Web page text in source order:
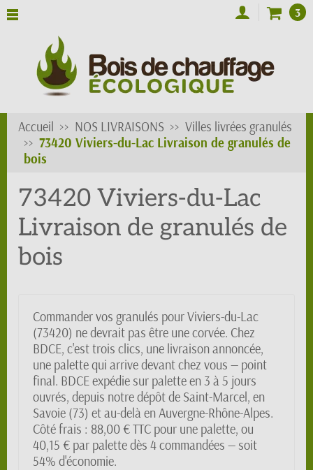
3
Accueil NOS LIVRAISONS
Villes livrées granulés
73420 Viviers-du-Lac Livraison de granulés de
bois
73420 Viviers-du-Lac
Livraison de granulés de
bois
Commander vos granulés pour Viviers-du-Lac
(73420) ne devrait pas être une corvée. Chez
BDCE, c'est trois clics, une livraison annoncée,
une palette qui arrive devant chez vous — point
final. BDCE expédie sur palette en 3 à 5 jours
ouvrés, depuis notre dépôt de Saint-Marcel, en
Savoie (73) et au-delà en Auvergne-Rhône-Alpes.
Côté frais : 88,00 € TTC pour une palette, ou
40,15 € par palette dès 4 commandées — soit
54% d'économie.